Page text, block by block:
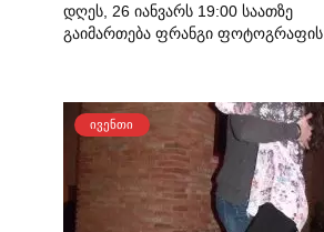
დღეს, 26 იანვარს 19:00 საათზე
გაიმართება ფრანგი ფოტოგრაფის
ᲘᲕᲔᲜᲗᲘ